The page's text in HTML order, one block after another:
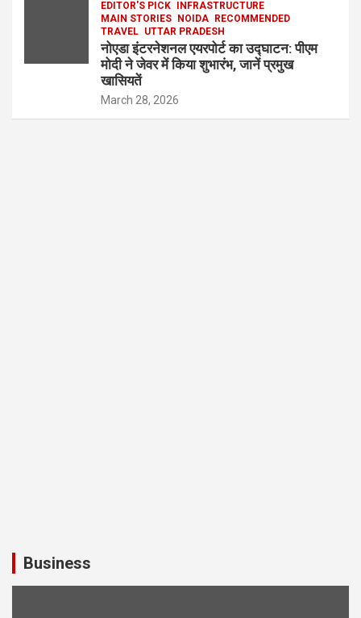
EDITOR'S PICK
INFRASTRUCTURE
MAIN STORIES
NOIDA
RECOMMENDED
TRAVEL UTTAR PRADESH
नोएडा इंटरनेशनल एयरपोर्ट का उद्घाटन: पीएम
मोदी ने जेवर में किया शुभारंभ, जानें प्रमुख
खासियतें
March 28, 2026
Business